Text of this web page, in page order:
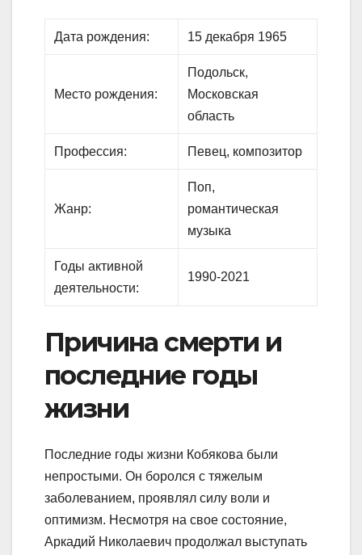
Дата рождения: 15 декабря 1965
Место рождения:
Подольск,
Московская
область
Профессия: Певец, композитор
Жанр:
Поп,
романтическая
музыка
Годы активной
деятельности:
1990-2021
Причина смерти и
последние годы
жизни
Последние годы жизни Кобякова были
непростыми. Он боролся с тяжелым
заболеванием, проявлял силу воли и
оптимизм. Несмотря на свое состояние,
Аркадий Николаевич продолжал выступать